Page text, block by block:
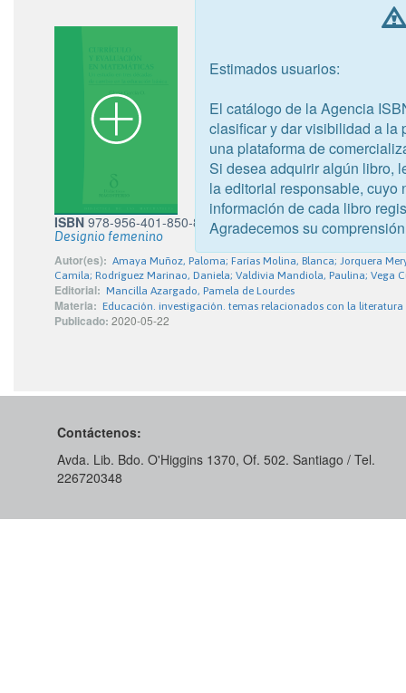
ISBN 978-956-401-850-8
Designio femenino
Autor(es): Amaya Muñoz, Paloma; Farías Molina, Blanca; Jorquera
Camila; Rodríguez Marinao, Daniela; Valdivia Mandiola, Paulina; Vega
Editorial: Mancilla Azargado, Pamela de Lourdes
Materia: Educación. investigación. temas relacionados con la literatura
Publicado: 2020-05-22
Contáctenos:
Avda. Lib. Bdo. O'Higgins 1370, Of. 502. Santiago / Tel.
226720348
Estimados usuarios:
El catálogo de la Agencia
clasificar y dar visibilidad a la
una plataforma de
Si desea adquirir algún libro,
la editorial responsable, cuyo
información de cada libro
Agradecemos su